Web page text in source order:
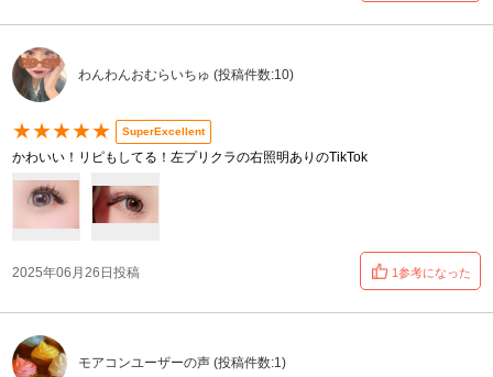
わんわんおむらいちゅ (投稿件数:10)
★★★★★ SuperExcellent
かわいい！リピもしてる！左プリクラの右照明ありのTikTok
2025年06月26日投稿 1参考になった
モアコンユーザーの声 (投稿件数:1)